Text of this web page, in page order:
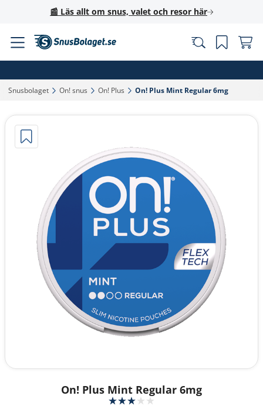
📰 Läs allt om snus, valet och resor här
Snusbolaget‎ On! snus‎ On! Plus‎ On! Plus Mint Regular 6mg‎
On! Plus Mint Regular 6mg